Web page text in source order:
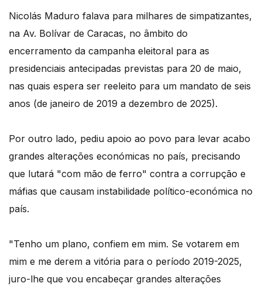
Nicolás Maduro falava para milhares de simpatizantes,
na Av. Bolívar de Caracas, no âmbito do
encerramento da campanha eleitoral para as
presidenciais antecipadas previstas para 20 de maio,
nas quais espera ser reeleito para um mandato de seis
anos (de janeiro de 2019 a dezembro de 2025).
Por outro lado, pediu apoio ao povo para levar acabo
grandes alterações económicas no país, precisando
que lutará "com mão de ferro" contra a corrupção e
máfias que causam instabilidade político-económica no
país.
"Tenho um plano, confiem em mim. Se votarem em
mim e me derem a vitória para o período 2019-2025,
juro-lhe que vou encabeçar grandes alterações